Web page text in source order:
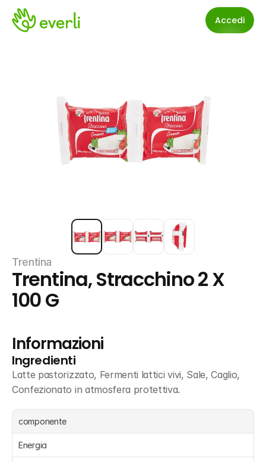
Accedi
Trentina
Trentina, Stracchino 2 X
100 G
Informazioni
Ingredienti
Latte pastorizzato, Fermenti lattici vivi, Sale, Caglio,
Confezionato in atmosfera protettiva.
componente
Energia